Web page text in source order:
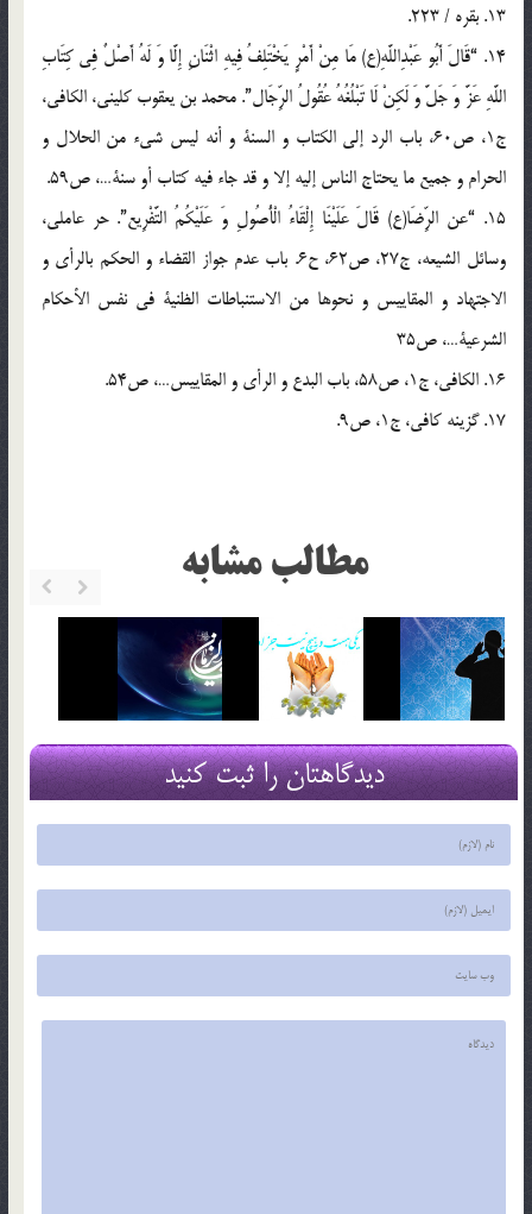
13. بقره / 223.
14. “قَالَ أَبُو عَبْدِاللَّهِ(ع) مَا مِنْ أَمْرٍ يَخْتَلِفُ فِيهِ اثْنَانِ إِلَّا وَ لَهُ أَصْلٌ فِي كِتَابِ
اللَّهِ عَزَّ وَ جَلَّ وَ لَكِنْ لَا تَبْلُغُهُ عُقُولُ الرِّجَال”. محمد بن يعقوب کليني، الكافي،
ج1، ص60، باب الرد إلى الكتاب و السنة و أنه ليس شيء من الحلال و
الحرام و جميع ما يحتاج الناس إليه إلا و قد جاء فيه كتاب أو سنة…، ص59.
15. “عن الرِّضَا(ع) قَالَ عَلَيْنَا إِلْقَاءُ الْأُصُولِ وَ عَلَيْكُمُ التَّفْرِيع”. حر عاملي،
وسائل الشيعه، ج27، ص62، ح6. باب عدم جواز القضاء و الحكم بالرأي و
الاجتهاد و المقاييس و نحوها من الاستنباطات الظنية في نفس الأحكام
الشرعية…، ص35
16. الكافي، ج1، ص58، باب البدع و الرأي و المقاييس…، ص54.
17. گزينه کافي، ج1، ص9.
مطالب مشابه
دیدگاهتان را ثبت کنید